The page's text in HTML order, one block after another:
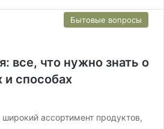
Бытовые вопросы
все, что нужно знать о
и способах
ассортимент продуктов,